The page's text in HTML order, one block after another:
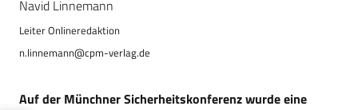
Navid Linnemann
n.linnemann@cpm-verlag.de
Auf der Münchner Sicherheitskonferenz wurde eine